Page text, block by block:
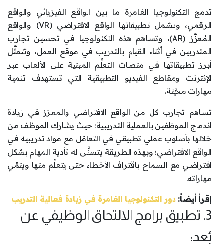
تدمج التكنولوجيا الغامرة ما بين الواقع الفيزيائي والواقع
الرقمي، وتشمل تطبيقاتها الواقع الافتراضي (VR) والواقع
المُعزَّز (AR)، وتساهم هذه التكنولوجيا في تحسين تجارب
المتدربين في أثناء القيام بالتدريب في موقع العمل، وتتمثَّل
أبرز تطبيقاتها في منصات التعلُّم المبنية على الألعاب عبر
الإنترنت ومقاطع الفيديو التطبيقية التي تستهدف تنمية
مهارات معيَّنة.
تساهم تجارب كل من الواقع الافتراضي والمعزز في زيادة
اندماج الموظفين بالعملية التدريبية؛ حيث يشارك الموظف من
خلالها بأسلوب عملي تطبيقي في التعامُل مع مواد تدريبية في
الواقع الافتراضي؛ وبهذه الطريقة يتسنَّى له تأدية المهام بشكل
افتراضي مع السماح باقتراف الأخطاء حتى يتعلَّم منها وينمِّي
مهاراته.
إقرأ أيضاً:دور التكنولوجيا الغامرة في زيادة فعالية التدريب
3. تطبيق برامج الالتحاق الوظيفي عن
بُعد: